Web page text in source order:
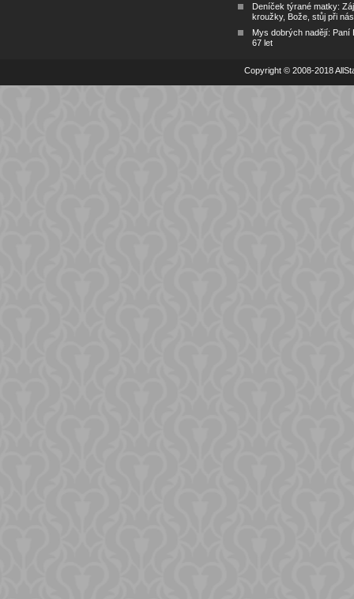
Deníček týrané matky:
kroužky, Bože, stůj při nás
Mys dobrých nadějí: Paní
67 let
Copyright © 2008-2018